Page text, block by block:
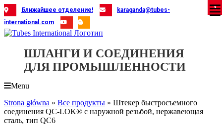
Skip
to
content
Ближайшее отделение!
karaganda@tubes-
international.com
ШЛАНГИ И СОЕДИНЕНИЯ
ДЛЯ ПРОМЫШЛЕННОСТИ
Menu
Strona główna » Все продукты » Штекер быстросъемного
соединения QC-LOK® с наружной резьбой, нержавеющая
сталь, тип QC6
X
X
X
X
X
X
X
X
X
X
X
X
X
X
X
X
X
X
X